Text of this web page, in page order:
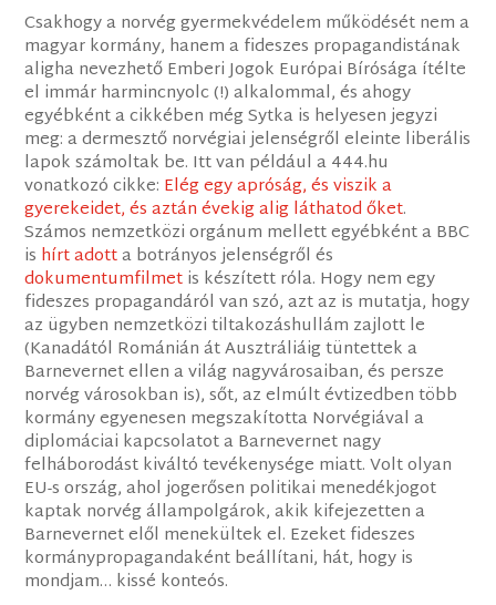
C​sakhogy a norvég gyermekvédelem működését n​em a
magyar kormány, hanem a fideszes propagandistának ​
aligha nevezhető Emberi Jogok Európai Bírósága ítélte
el immár harmincnyolc (!) alkalommal​, és ahogy
egyébként a cikkében még Sytka is helyesen jegyzi
meg: a dermesztő norvégiai jelenségről eleinte liberális
lapok számoltak be. Itt van például a 444.hu
vonatkozó cikke: Elég egy apróság, és viszik a
gyerekeidet, és aztán évekig alig láthatod őket.
Számos nemzetközi orgánum mellett egyébként a BBC
is hírt adotta botrányos jelenségről és
dokumentumfilmetis készített róla. Hogy nem egy
fideszes propagandáról van szó, azt az is mutatja, hogy
az ügyben nemzetközi tiltakozáshullám zajlott le
(Kanadától Románián át Ausztráliáig tüntettek a
Barnevernet ellen a világ nagyvárosaiban, és persze
norvég városokban is), sőt, az elmúlt évtizedben több
kormány egyenesen megszakította Norvégiával a
diplomáciai kapcsolatot a Barnevernet nagy
felháborodást kiváltó tevékenysége miatt. Volt olyan
EU-s ország, ahol jogerősen politikai menedékjogot
kaptak norvég állampolgárok, akik ​kifejezetten a
Barnevernet elől menekültek el. Ezeket fideszes
kormánypropagandaként beállítani, hát, hogy is
mondjam… kissé konteós.